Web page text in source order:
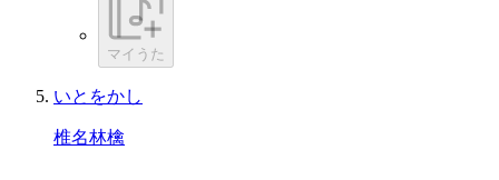
マイうた
いとをかし
椎名林檎